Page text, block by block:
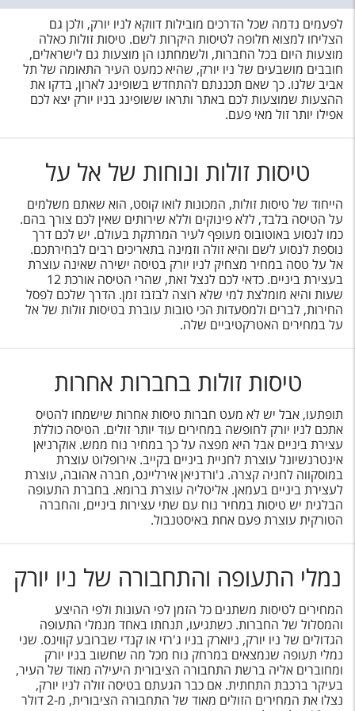
לפעמים נדמה שכל הדרכים מובילות דווקא לניו יורק, ולכן גם
הצליחו למצוא חלופה לטיסות היקרות לשם. טיסות זולות כאלה
מוצעות היום בכל החברות, ולשמחתנו הן מוצעות גם לישראלים,
חובבים מושבעים של ניו יורק, שהיא כמעט העיר התאומה של תל
אביב שלנו. כך שאם תכננתם להתחדש בשופינג לארון, בדקו את
ההצעות שמוצעות לכם באתר ותראו ששופינג בניו יורק יצא לכם
אפילו יותר זול מאי פעם.
טיסות זולות ונוחות של אל על
הייחוד של טיסות זולות, המכונות לואו קוסט, הוא שאתם משלמים
על הטיסה בלבד, ללא פינוקים וללא שירותים שאין לכם צורך בהם.
כמו לנסוע באוטובוס מעופף לעיר המרתקת בעולם. יש לכם דרך
נוספת לנסוע לשם והיא זולה וזמינה בתאריכים רבים לבחירתכם.
אל על טסה במחיר מצחיק לניו יורק בטיסה ישירה שאינה עוצרת
בעצירת ביניים. כדאי לכם לנצל זאת, שהרי הטיסה אורכת 12
שעות והיא מומלצת למי שלא רוצה לבזבז זמן. הדרך שלכם לפסל
החירות, לברים ולמסעדות הכי טובות עוברת בטיסות זולות של אל
על במחירים האטרקטיביים שלה.
טיסות זולות בחברות אחרות
תופתעו, אבל יש לא מעט חברות טיסות אחרות שישמחו להטיס
אתכם לניו יורק לחופשה במחירים עוד יותר זולים. הטיסה כוללת
עצירת ביניים אבל היא מפצה על כך במחיר נוח ממש. אוקרניאן
אינטרנשיונל עוצרת לחניית ביניים בקייב. אירופלוט עוצרת
במוסקווה לחניה קצרה. ג'ורדניאן אירליינס, חברה אהובה, עוצרת
לעצירת ביניים בעמאן. אליטליה עוצרת ברומא. בחברת התעופה
הבלגית יש טיסות במחיר נוח עם שתי עצירות ביניים, והחברה
הטורקית עוצרת פעם אחת באיסטנבול.
נמלי התעופה והתחבורה של ניו יורק
המחירים לטיסות משתנים כל הזמן לפי העונות ולפי ההיצע
והמסלול של החברות. כשתגיעו, תנחתו באחד מנמלי התעופה
הגדולים של ניו יורק, ניוארק בניו ג'רזי או קנדי שברובע קווינס. שני
נמלי תעופה שנמצאים במרחק נוח מכל מה שחשוב בניו יורק
ומחוברים אליה ברשת התחבורה הציבורית היעילה מאוד של העיר,
בעיקר ברכבת התחתית. אם כבר הגעתם בטיסה זולה לניו יורק,
נצלו את המחירים הזולים מאוד של התחבורה הציבורית, מ-2 דולר